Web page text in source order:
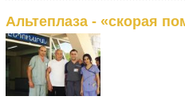
Альтеплаза - «скорая